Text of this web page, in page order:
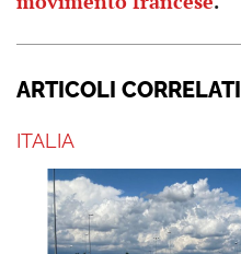
ARTICOLI CORRELATI
ITALIA